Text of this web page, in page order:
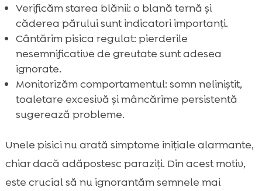
Verificăm starea blănii: o blană ternă și
căderea părului sunt indicatori importanți.
Cântărim pisica regulat: pierderile
nesemnificative de greutate sunt adesea
ignorate.
Monitorizăm comportamentul: somn neliniștit,
toaletare excesivă și mâncărime persistentă
sugerează probleme.
Unele pisici nu arată simptome inițiale alarmante,
chiar dacă adăpostesc paraziți. Din acest motiv,
este crucial să nu ignorantăm semnele mai